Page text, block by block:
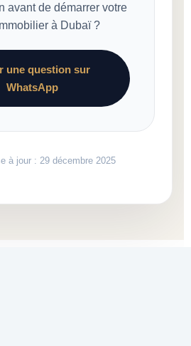
avant de démarrer votre
à Dubaï ?
une question sur
WhatsApp
à jour : 29 décembre 2025